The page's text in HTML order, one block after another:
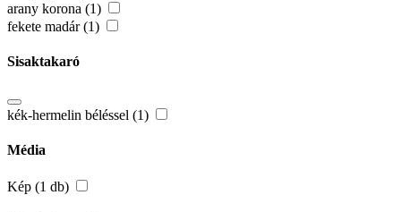
arany korona (1)
fekete madár (1)
Sisaktakaró
kék-hermelin béléssel (1)
Média
Kép (1 db)